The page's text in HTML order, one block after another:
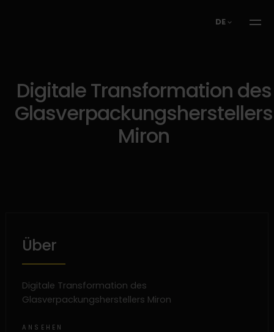
DE
Digitale Transformation des
Glasverpackungsherstellers
Miron
Über
Digitale Transformation des
Glasverpackungsherstellers Miron
ANSEHEN